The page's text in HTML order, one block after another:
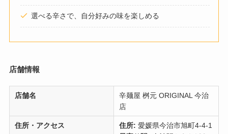
選べる辛さで、自分好みの味を楽しめる​
店舗情報
店舗名
辛麺屋 桝元 ORIGINAL 今治
店
住所・アクセス 住所: 愛媛県今治市旭町4-4-1